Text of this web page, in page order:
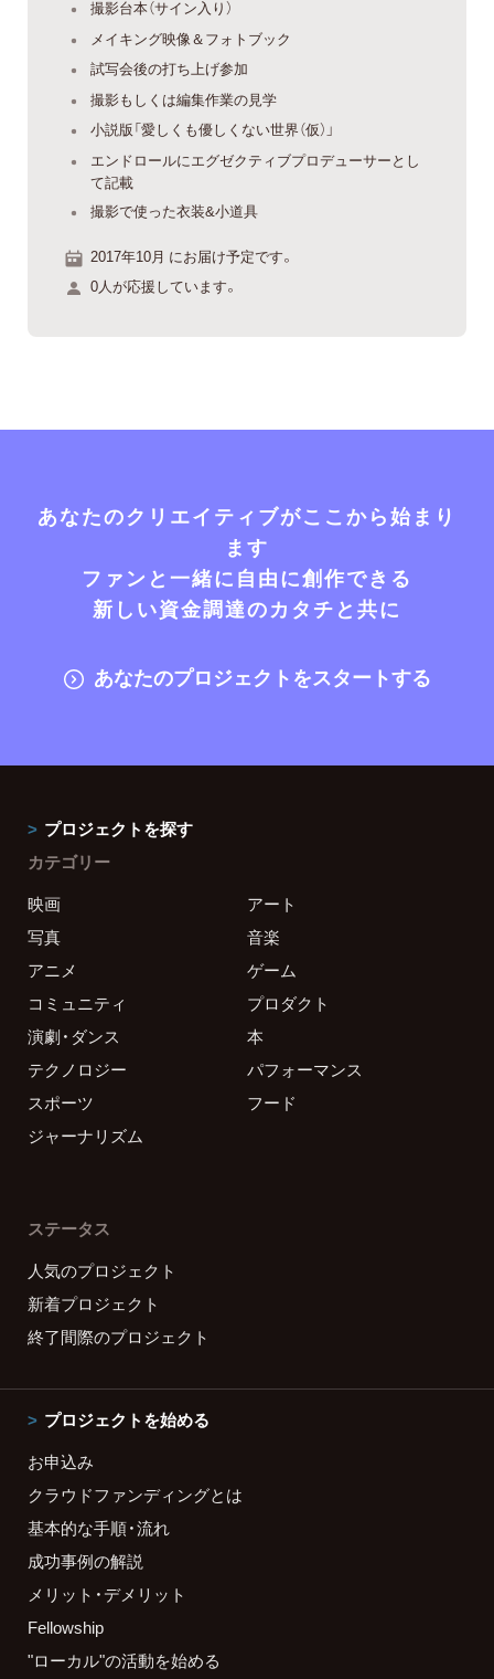
撮影台本（サイン入り）
メイキング映像＆フォトブック
試写会後の打ち上げ参加
撮影もしくは編集作業の見学
小説版「愛しくも優しくない世界（仮）」
エンドロールにエグゼクティブプロデューサーとし
て記載
撮影で使った衣装&小道具
2017年10月 にお届け予定です。
0人が応援しています。
あなたのクリエイティブがここから始まり
ます
ファンと一緒に自由に創作できる
新しい資金調達のカタチと共に
あなたのプロジェクトをスタートする
プロジェクトを探す
カテゴリー
映画
アート
写真
音楽
アニメ
ゲーム
コミュニティ
プロダクト
演劇・ダンス
本
テクノロジー
パフォーマンス
スポーツ
フード
ジャーナリズム
ステータス
人気のプロジェクト
新着プロジェクト
終了間際のプロジェクト
プロジェクトを始める
お申込み
クラウドファンディングとは
基本的な手順・流れ
成功事例の解説
メリット・デメリット
Fellowship
"ローカル"の活動を始める